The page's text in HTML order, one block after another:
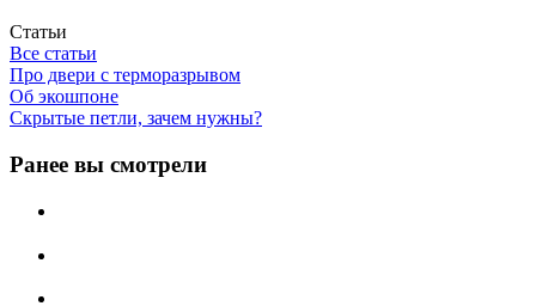
Статьи
Все статьи
Про двери с терморазрывом
Об экошпоне
Скрытые петли, зачем нужны?
Ранее вы смотрели